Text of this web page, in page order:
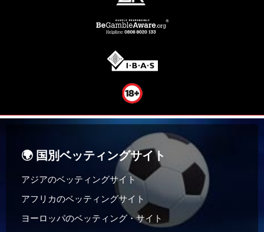
🌍 国別ベッティングサイト
アジアのベッティングサイト
アフリカのベッティングサイト
ヨーロッパのベッティング・サイト